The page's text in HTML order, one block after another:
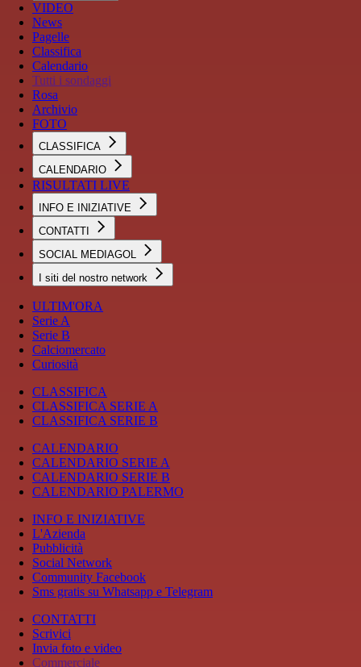
VIDEO
News
Pagelle
Classifica
Calendario
Tutti i sondaggi
Rosa
Archivio
FOTO
CLASSIFICA
CALENDARIO
RISULTATI LIVE
INFO E INIZIATIVE
CONTATTI
SOCIAL MEDIAGOL
I siti del nostro network
ULTIM'ORA
Serie A
Serie B
Calciomercato
Curiosità
CLASSIFICA
CLASSIFICA SERIE A
CLASSIFICA SERIE B
CALENDARIO
CALENDARIO SERIE A
CALENDARIO SERIE B
CALENDARIO PALERMO
INFO E INIZIATIVE
L'Azienda
Pubblicità
Social Network
Community Facebook
Sms gratis su Whatsapp e Telegram
CONTATTI
Scrivici
Invia foto e video
Commerciale